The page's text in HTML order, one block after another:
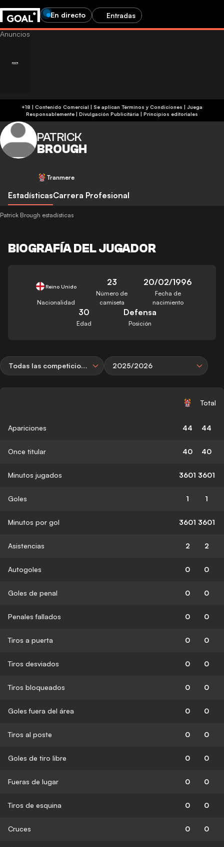
En directo Entradas
+18 | Contenido Comercial | Se aplican Términos y Condiciones | Juega
Responsablemente | Divulgación Publicitária | Principios editoriales
PATRICK
BROUGH
Tranmere
EstadísticasCarrera Profesional
Patrick Brough estadísticas
BIOGRAFÍA DEL JUGADOR
Reino Unido
Nacionalidad
23
Número de
camiseta
20/02/1996
Fecha de
nacimiento
30
Edad
Defensa
Posición
Todas las competiciones 2025/2026
Total
Apariciones 44 44
Once titular 40 40
Minutos jugados 3601 3601
Goles 1 1
Minutos por gol 3601 3601
Asistencias 2 2
Autogoles 0 0
Goles de penal 0 0
Penales fallados 0 0
Tiros a puerta 0 0
Tiros desviados 0 0
Tiros bloqueados 0 0
Goles fuera del área 0 0
Tiros al poste 0 0
Goles de tiro libre 0 0
Fueras de lugar 0 0
Tiros de esquina 0 0
Cruces 0 0